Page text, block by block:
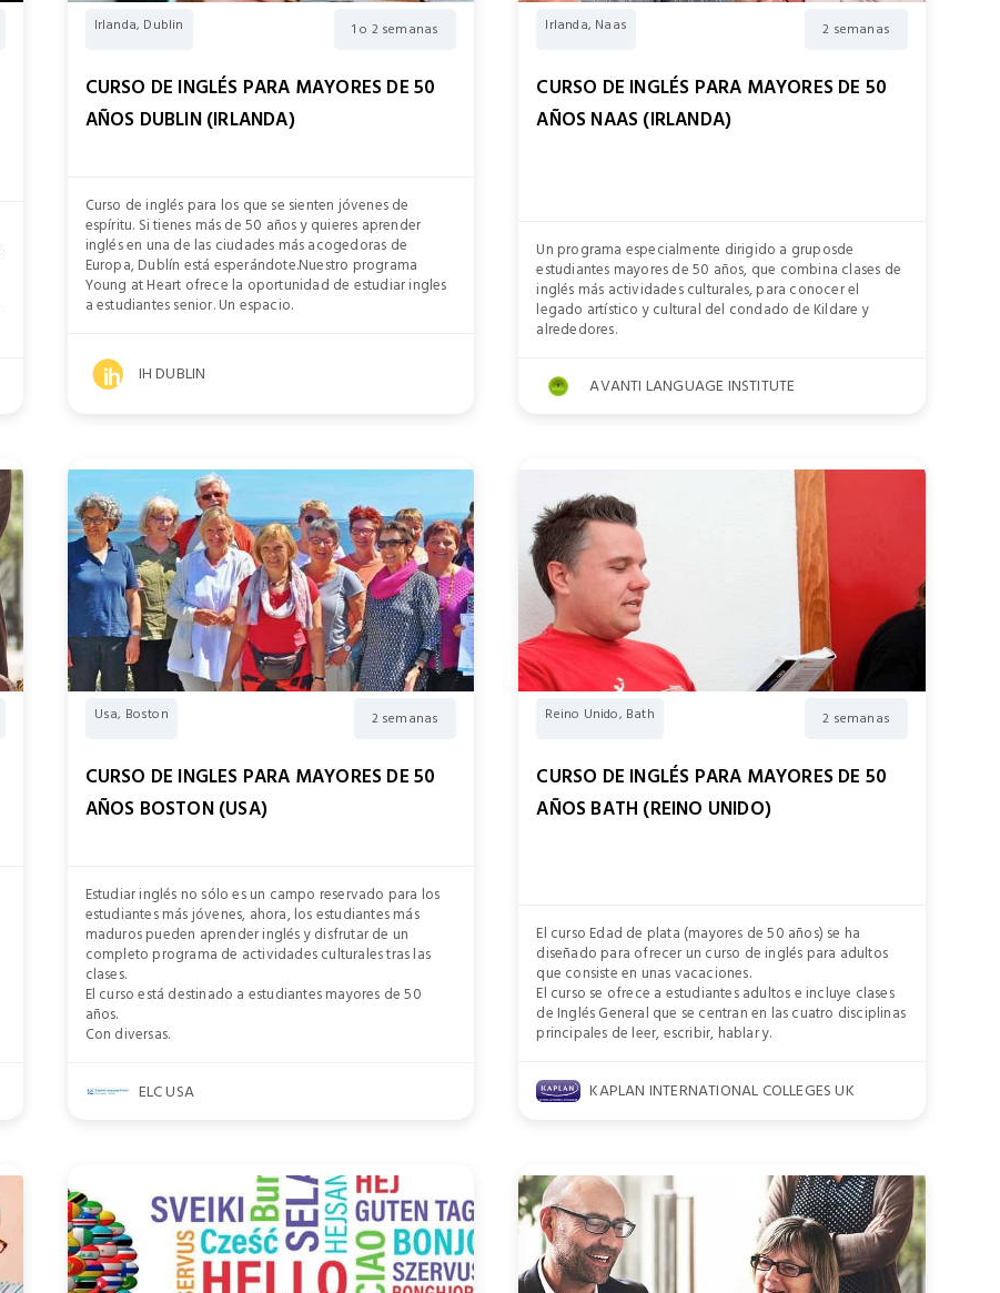
Irlanda, Dublin 1 o 2 semanas
CURSO DE INGLÉS PARA MAYORES DE 50
AÑOS DUBLIN (IRLANDA)
Curso de inglés para los que se sienten jóvenes de
espíritu. Si tienes más de 50 años y quieres aprender
inglés en una de las ciudades más acogedoras de
Europa, Dublín está esperándote.Nuestro programa
Young at Heart ofrece la oportunidad de estudiar ingles
a estudiantes senior. Un espacio.
IH DUBLIN
Irlanda, Naas 2 semanas
CURSO DE INGLÉS PARA MAYORES DE 50
AÑOS NAAS (IRLANDA)
Un programa especialmente dirigido a gruposde
estudiantes mayores de 50 años, que combina clases de
inglés más actividades culturales, para conocer el
legado artístico y cultural del condado de Kildare y
alrededores.
AVANTI LANGUAGE INSTITUTE
Usa, Boston 2 semanas
CURSO DE INGLES PARA MAYORES DE 50
AÑOS BOSTON (USA)
Estudiar inglés no sólo es un campo reservado para los
estudiantes más jóvenes, ahora, los estudiantes más
maduros pueden aprender inglés y disfrutar de un
completo programa de actividades culturales tras las
clases.
El curso está destinado a estudiantes mayores de 50
años.
Con diversas.
ELC USA
Reino Unido, Bath 2 semanas
CURSO DE INGLÉS PARA MAYORES DE 50
AÑOS BATH (REINO UNIDO)
El curso Edad de plata (mayores de 50 años) se ha
diseñado para ofrecer un curso de inglés para adultos
que consiste en unas vacaciones.
El curso se ofrece a estudiantes adultos e incluye clases
de Inglés General que se centran en las cuatro disciplinas
principales de leer, escribir, hablar y.
KAPLAN INTERNATIONAL COLLEGES UK